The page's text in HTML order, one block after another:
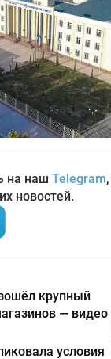
на наш Telegram
новостей.
крупный
— видео
условия